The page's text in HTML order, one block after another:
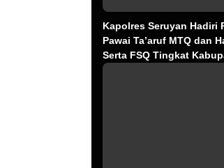
Kapolres Seruyan Hadiri
Pawai Ta’aruf MTQ dan
Serta FSQ Tingkat
Tahun 2026.